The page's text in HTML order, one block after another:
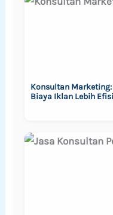
Konsultan
Biaya Iklan Lebih